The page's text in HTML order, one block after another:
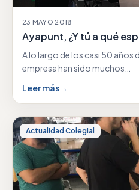
23 MAYO 2018
Ayapunt, ¿Y tú a qué
A lo largo de los casi 50
empresa han sido muchos…
Leer más→
Actualidad Colegial